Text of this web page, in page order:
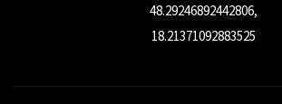
48.29246892442806,
18.21371092883525